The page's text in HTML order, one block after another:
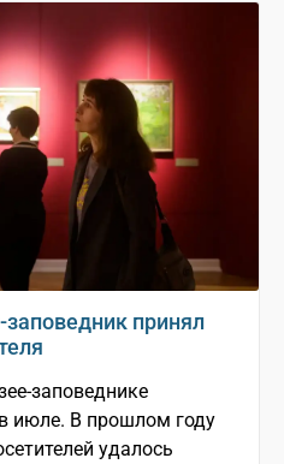
принял
заповеднике
июле. В прошлом году
удалось